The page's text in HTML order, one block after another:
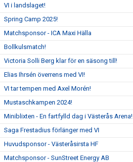
VI i landslaget!
Spring Camp 2025!
Matchsponsor - ICA Maxi Hälla
Bollkulsmatch!
Victoria Solli Berg klar för en säsong till!
Elias Ihrsén överrens med VI!
VI tar tempen med Axel Morén!
Mustaschkampen 2024!
Miniblixten - En fartfylld dag i Västerås Arena!
Saga Frestadius förlänger med VI
Huvudsponsor - Västeråsirsta HF
Matchsponsor - SunStreet Energy AB